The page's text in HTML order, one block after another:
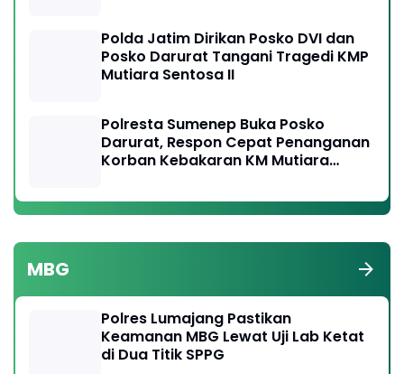
Polda Jatim Dirikan Posko DVI dan
Posko Darurat Tangani Tragedi KMP
Mutiara Sentosa II
Polresta Sumenep Buka Posko
Darurat, Respon Cepat Penanganan
Korban Kebakaran KM Mutiara
MBG
Polres Lumajang Pastikan
Keamanan MBG Lewat Uji Lab Ketat
di Dua Titik SPPG